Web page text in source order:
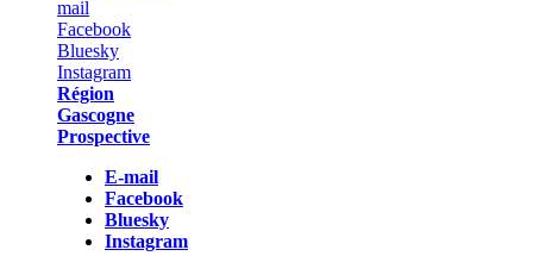
Région
Gascogne
Prospective
E-mail
Facebook
Bluesky
Instagram